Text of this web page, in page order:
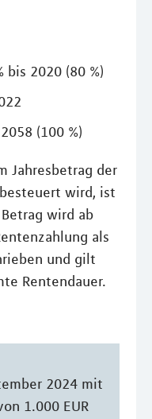
bis 2020 (80 %)
(100 %)
Jahresbetrag der
wird, ist
wird ab
als
und gilt
Rentendauer.
2024 mit
1.000 EUR